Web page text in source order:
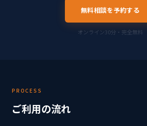
無料相談を予約する
オンライン30分・完全無料
PROCESS
ご利用の流れ